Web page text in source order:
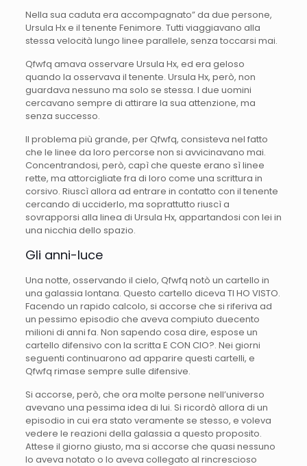
Nella sua caduta era accompagnato” da due persone,
Ursula Hx e il tenente Fenimore. Tutti viaggiavano alla
stessa velocità lungo linee parallele, senza toccarsi mai.
Qfwfq amava osservare Ursula Hx, ed era geloso
quando la osservava il tenente. Ursula Hx, però, non
guardava nessuno ma solo se stessa. I due uomini
cercavano sempre di attirare la sua attenzione, ma
senza successo.
Il problema più grande, per Qfwfq, consisteva nel fatto
che le linee da loro percorse non si avvicinavano mai.
Concentrandosi, però, capì che queste erano sì linee
rette, ma attorcigliate fra di loro come una scrittura in
corsivo. Riuscì allora ad entrare in contatto con il tenente
cercando di ucciderlo, ma soprattutto riuscì a
sovrapporsi alla linea di Ursula Hx, appartandosi con lei in
una nicchia dello spazio.
Gli anni-luce
Una notte, osservando il cielo, Qfwfq notò un cartello in
una galassia lontana. Questo cartello diceva TI HO VISTO.
Facendo un rapido calcolo, si accorse che si riferiva ad
un pessimo episodio che aveva compiuto duecento
milioni di anni fa. Non sapendo cosa dire, espose un
cartello difensivo con la scritta E CON CIO?. Nei giorni
seguenti continuarono ad apparire questi cartelli, e
Qfwfq rimase sempre sulle difensive.
Si accorse, però, che ora molte persone nell’universo
avevano una pessima idea di lui. Si ricordò allora di un
episodio in cui era stato veramente se stesso, e voleva
vedere le reazioni della galassia a questo proposito.
Attese il giorno giusto, ma si accorse che quasi nessuno
lo aveva notato o lo aveva collegato al rincrescioso